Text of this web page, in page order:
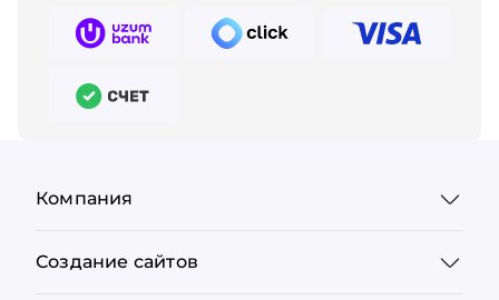
Компания
Создание сайтов